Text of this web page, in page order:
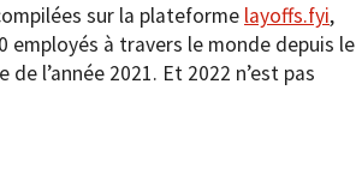
sur la plateforme layoffs.fyi,
employés à travers le monde depuis le
l’année 2021. Et 2022 n’est pas